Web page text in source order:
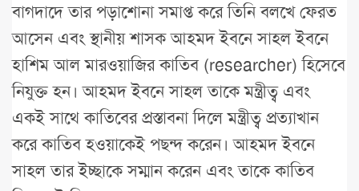
বাগদাদে তার পড়াশোনা সমাপ্ত করে তিনি বলখে ফেরত
আসেন এবং স্থানীয় শাসক আহমদ ইবনে সাহল ইবনে
হাশিম আল মারওয়াজির কাতিব (researcher) হিসেবে
নিযুক্ত হন। আহমদ ইবনে সাহল তাকে মন্ত্রীত্ব এবং
একই সাথে কাতিবের প্রস্তাবনা দিলে মন্ত্রীত্ব প্রত্যাখান
করে কাতিব হওয়াকেই পছন্দ করেন। আহমদ ইবনে
সাহল তার ইচ্ছাকে সম্মান করেন এবং তাকে কাতিব